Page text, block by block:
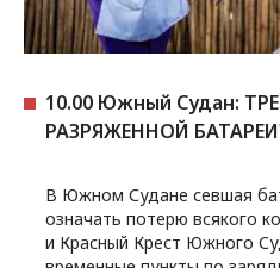
10.00 Южный Судан:
РАЗРЯЖЕННОЙ
В Южном Судане севшая
означать потерю всякого
и Красный Крест Южного